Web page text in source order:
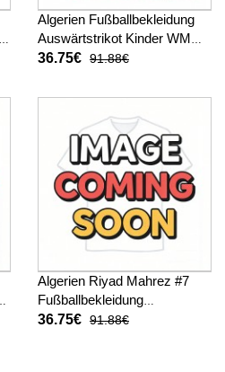
Algerien Fußballbekleidung
Auswärtstrikot Kinder WM
2026 Kurzarm (+ kurze
36.75€ 91.88€
Algerien Riyad Mahrez #7
Fußballbekleidung
Auswärtstrikot Kinder WM
36.75€ 91.88€